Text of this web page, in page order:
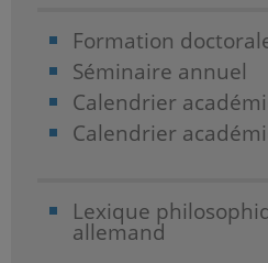
Formation
Séminaire annuel
Calendrier
Calendrier
Lexique
allemand